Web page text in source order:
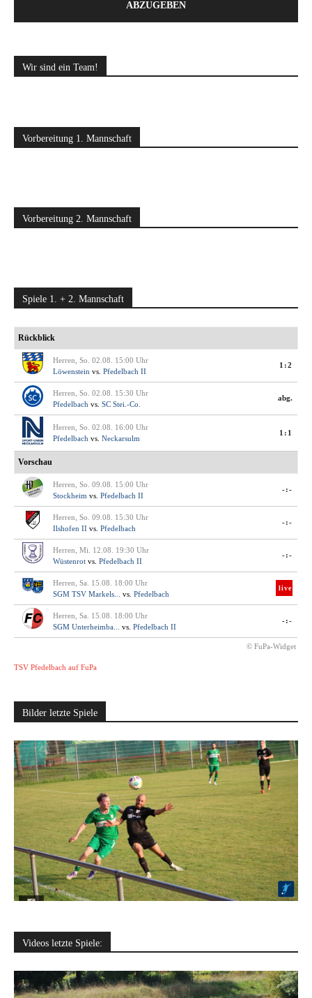
ABZUGEBEN
Wir sind ein Team!
Vorbereitung 1. Mannschaft
Vorbereitung 2. Mannschaft
Spiele 1. + 2. Mannschaft
Rückblick
Herren, So. 02.08. 15:00 Uhr
Löwenstein vs. Pfedelbach II
1:2
Herren, So. 02.08. 15:30 Uhr
Pfedelbach vs. SC Stei.-Co.
abg.
Herren, So. 02.08. 16:00 Uhr
Pfedelbach vs. Neckarsulm
1:1
Vorschau
Herren, So. 09.08. 15:00 Uhr
Stockheim vs. Pfedelbach II
-:-
Herren, So. 09.08. 15:30 Uhr
Ilshofen II vs. Pfedelbach
-:-
Herren, Mi. 12.08. 19:30 Uhr
Wüstenrot vs. Pfedelbach II
-:-
Herren, Sa. 15.08. 18:00 Uhr
SGM TSV Markels...
vs. Pfedelbach
live
Herren, Sa. 15.08. 18:00 Uhr
SGM Unterheimba...
vs. Pfedelbach II
-:-
© FuPa-Widget
TSV Pfedelbach auf FuPa
Bilder letzte Spiele
Videos letzte Spiele: